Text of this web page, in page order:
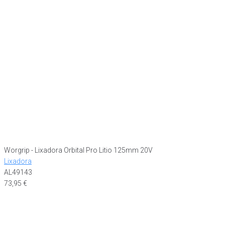
Worgrip - Lixadora Orbital Pro Litio 125mm 20V
Lixadora
AL49143
73,95 €